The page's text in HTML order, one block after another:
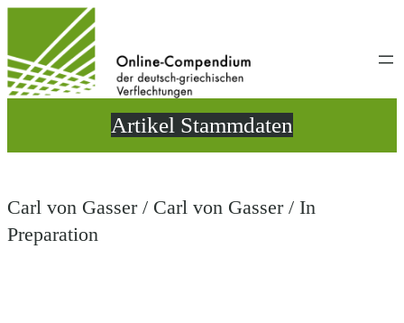
wechseln
Artikel Stammdaten
Carl von Gasser / Carl von Gasser / In
Preparation